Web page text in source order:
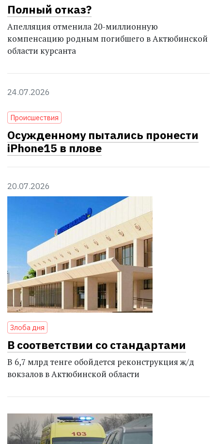
Полный отказ?
Апелляция отменила 20-миллионную
компенсацию родным погибшего в Актюбинской
области курсанта
24.07.2026
Проиcшествия
Осужденному пытались пронести
iPhone15 в плове
20.07.2026
Злоба дня
В соответствии со стандартами
В 6,7 млрд тенге обойдется реконструкция ж/д
вокзалов в Актюбинской области